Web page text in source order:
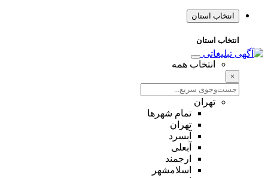
انتخاب استان
انتخاب استان
انتخاب همه
×
تهران
تمام شهر‌ها
تهران
آبسرد
آبعلی
ارجمند
اسلامشهر